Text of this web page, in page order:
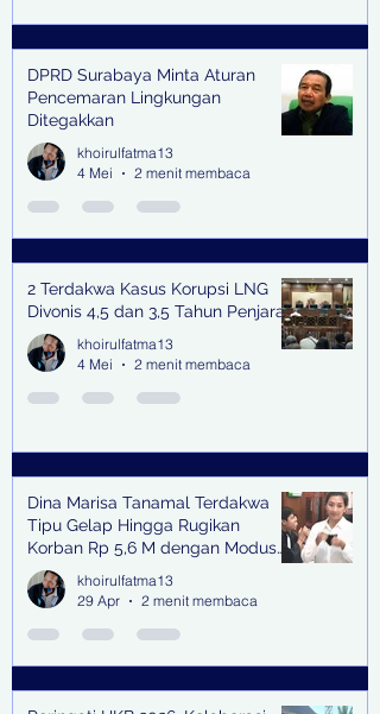
DPRD Surabaya Minta Aturan
Pencemaran Lingkungan
Ditegakkan
khoirulfatma13
4 Mei
2 menit membaca
2 Terdakwa Kasus Korupsi LNG
Divonis 4,5 dan 3,5 Tahun Penjara
khoirulfatma13
4 Mei
2 menit membaca
Dina Marisa Tanamal Terdakwa
Tipu Gelap Hingga Rugikan
Korban Rp 5,6 M dengan Modus
Kerja Sama Impor Bodong
khoirulfatma13
29 Apr
2 menit membaca